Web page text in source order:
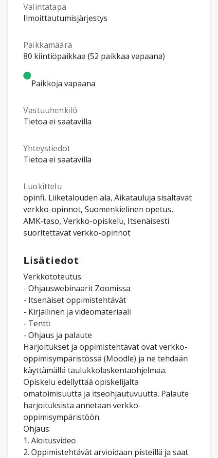
Valintatapa
Ilmoittautumisjärjestys
Paikkamäärä
80 kiintiöpaikkaa (52 paikkaa vapaana)
Paikkoja vapaana
Vastuuhenkilö
Tietoa ei saatavilla
Yhteystiedot
Tietoa ei saatavilla
Luokittelu
opinfi, Liiketalouden ala, Aikatauluja sisältävät
verkko-opinnot, Suomenkielinen opetus,
AMK-taso, Verkko-opiskelu, Itsenäisesti
suoritettavat verkko-opinnot
Lisätiedot
Verkkototeutus.
- Ohjauswebinaarit Zoomissa
- Itsenäiset oppimistehtävät
- Kirjallinen ja videomateriaali
- Tentti
- Ohjaus ja palaute
Harjoitukset ja oppimistehtävät ovat verkko-
oppimisympäristössä (Moodle) ja ne tehdään
käyttämällä taulukkolaskentaohjelmaa.
Opiskelu edellyttää opiskelijalta
omatoimisuutta ja itseohjautuvuutta. Palaute
harjoituksista annetaan verkko-
oppimisympäristöön.
Ohjaus:
1. Aloitusvideo
2. Oppimistehtävät arvioidaan pisteillä ja saat